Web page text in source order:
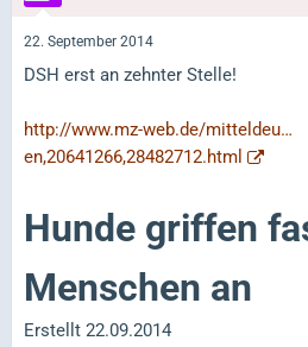
22. September 2014
DSH erst an zehnter Stelle!
http://www.mz-web.de/mitteldeu…
en,20641266,28482712.html
Hunde griffen
Menschen an
Erstellt 22.09.2014